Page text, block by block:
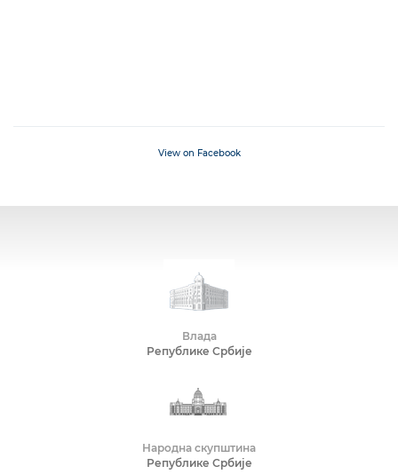
View on Facebook
Влада
Републике Србије
Народна скупштина
Републике Србије